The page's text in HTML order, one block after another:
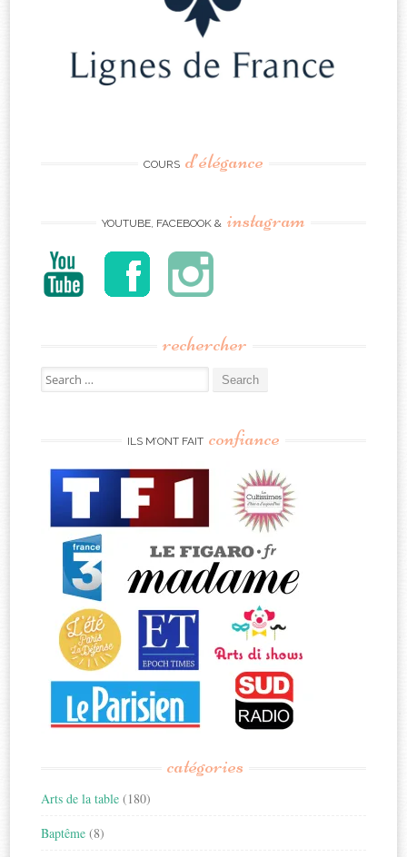
COURS d’élégance
YOUTUBE, FACEBOOK & instagram
rechercher
Search
for:
ILS M’ONT FAIT confiance
catégories
Arts de la table (180)
Baptême (8)